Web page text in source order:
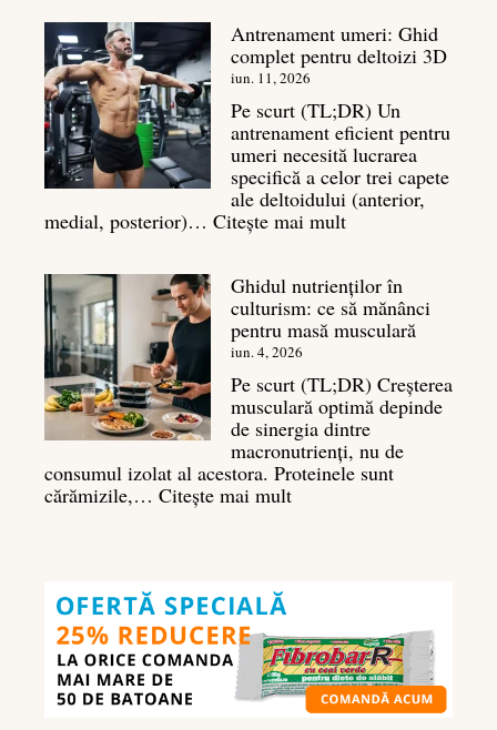
culturism:
Inamicul
tăcut
al
masei
musculare
Antrenament umeri: Ghid
complet pentru deltoizi 3D
iun. 11, 2026
Pe scurt (TL;DR) Un
antrenament eficient pentru
umeri necesită lucrarea
specifică a celor trei capete
ale deltoidului (anterior,
medial, posterior)… Citește mai mult:
Ghid
complet
pentru
3D
Ghidul nutrienților în
culturism: ce să mănânci
pentru masă musculară
iun. 4, 2026
Pe scurt (TL;DR) Creșterea
musculară optimă depinde
de sinergia dintre
macronutrienți, nu de
consumul izolat al acestora. Proteinele sunt
cărămizile,… Citește mai mult:
mănânci
pentru
masă
musculară